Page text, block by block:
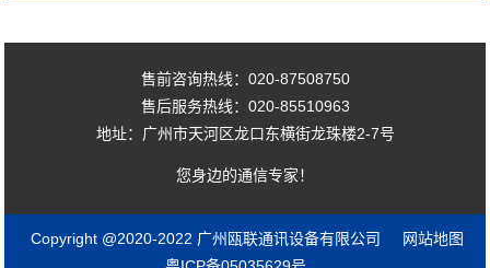
售前咨询热线：020-87508750
售后服务热线：020-85510963
地址：广州市天河区龙口东横街龙珠楼2-7号
您身边的通信专家！
Copyright @2020-2022 广州瓯联通讯设备有限公司
网站地图